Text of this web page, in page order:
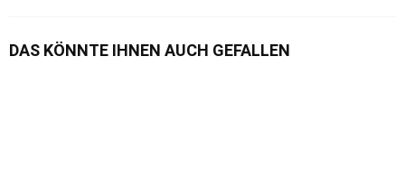
DAS KÖNNTE IHNEN AUCH GEFALLEN